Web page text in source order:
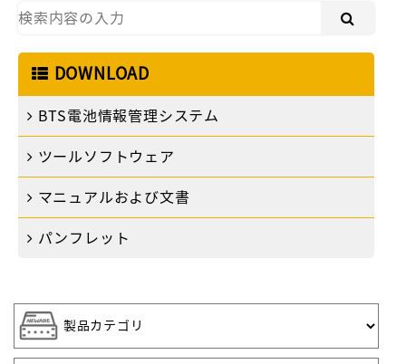
DOWNLOAD
BTS電池情報管理システム
ツールソフトウェア
マニュアルおよび文書
パンフレット